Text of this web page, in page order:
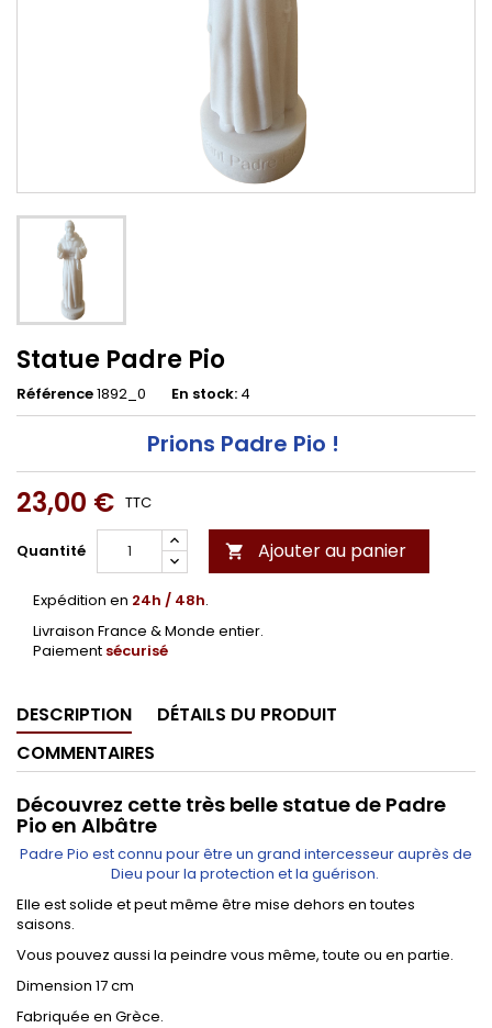
Statue Padre Pio
Référence1892_0 En stock: 4
Prions Padre Pio !
23,00 € TTC
Quantité  Ajouter au panier
Expédition en 24h / 48h.
Livraison France & Monde entier.
Paiement sécurisé
DESCRIPTION
DÉTAILS DU PRODUIT
COMMENTAIRES
Découvrez cette très belle statue de Padre
Pio en Albâtre
Padre Pio est connu pour être un grand intercesseur auprès de
Dieu pour la protection et la guérison.
Elle est solide et peut même être mise dehors en toutes
saisons.
Vous pouvez aussi la peindre vous même, toute ou en partie.
Dimension 17 cm
Fabriquée en Grèce.